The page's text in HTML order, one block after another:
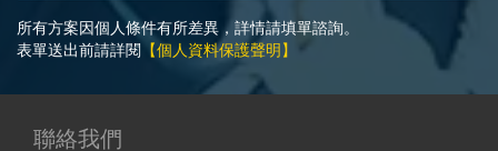
所有方案因個人條件有所差異，詳情請填單諮詢。
表單送出前請詳閱 【個人資料保護聲明】
聯絡我們